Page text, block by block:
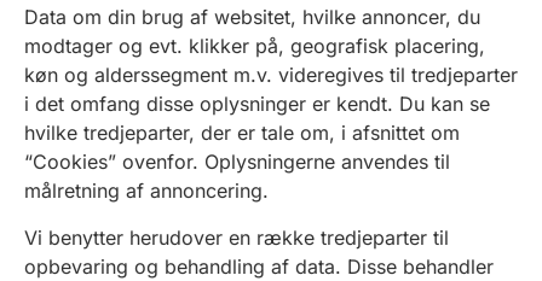
Data om din brug af websitet, hvilke annoncer, du
modtager og evt. klikker på, geografisk placering,
køn og alderssegment m.v. videregives til tredjeparter
i det omfang disse oplysninger er kendt. Du kan se
hvilke tredjeparter, der er tale om, i afsnittet om
“Cookies” ovenfor. Oplysningerne anvendes til
målretning af annoncering.
Vi benytter herudover en række tredjeparter til
opbevaring og behandling af data. Disse behandler